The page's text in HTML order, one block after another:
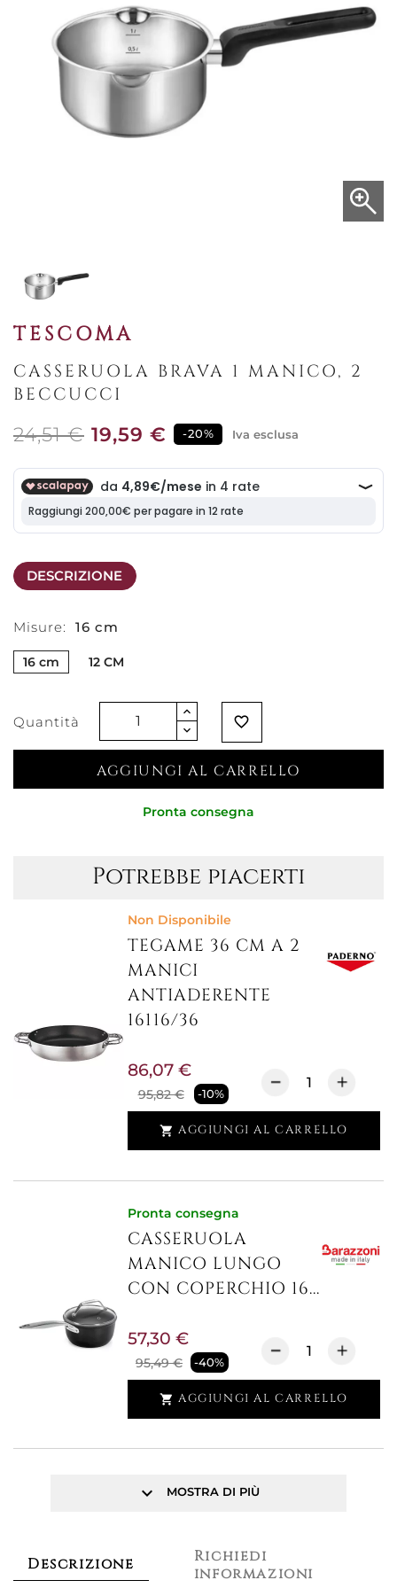
TESCOMA
CASSERUOLA BRAVA 1 MANICO, 2
BECCUCCI
24,51 € 19,59 € -20% Iva esclusa
DESCRIZIONE
Misure: 16 cm
16 cm 12 CM
Quantità favorite_border
AGGIUNGI AL CARRELLO
Pronta consegna
Potrebbe piacerti
Non Disponibile
TEGAME 36 CM A 2
MANICI
ANTIADERENTE
16116/36
95,82 € -10%
86,07 €
 AGGIUNGI AL CARRELLO
Pronta consegna
CASSERUOLA
MANICO LUNGO
CON COPERCHIO 16...
95,49 € -40%
57,30 €
 AGGIUNGI AL CARRELLO
keyboard_arrow_down MOSTRA DI PIÙ
Descrizione
Richiedi
informazioni